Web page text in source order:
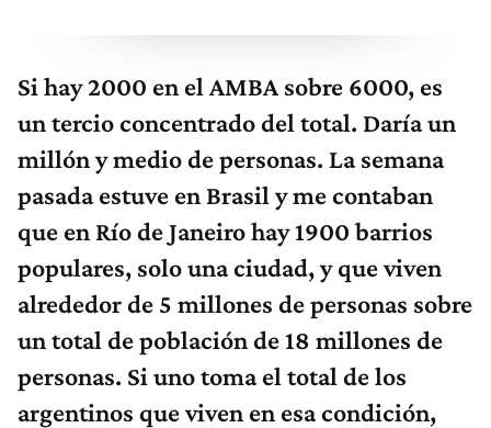
Si hay 2000 en el AMBA sobre 6000, es
un tercio concentrado del total. Daría un
millón y medio de personas. La semana
pasada estuve en Brasil y me contaban
que en Río de Janeiro hay 1900 barrios
populares, solo una ciudad, y que viven
alrededor de 5 millones de personas sobre
un total de población de 18 millones de
personas. Si uno toma el total de los
argentinos que viven en esa condición,